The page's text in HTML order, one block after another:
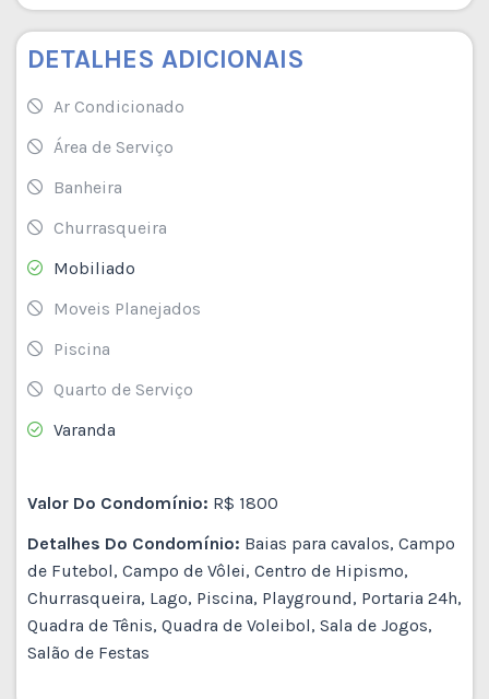
DETALHES ADICIONAIS
Ar Condicionado
Área de Serviço
Banheira
Churrasqueira
Mobiliado
Moveis Planejados
Piscina
Quarto de Serviço
Varanda
Valor Do Condomínio: R$ 1800
Detalhes Do Condomínio: Baias para cavalos, Campo
de Futebol, Campo de Vôlei, Centro de Hipismo,
Churrasqueira, Lago, Piscina, Playground, Portaria 24h,
Quadra de Tênis, Quadra de Voleibol, Sala de Jogos,
Salão de Festas